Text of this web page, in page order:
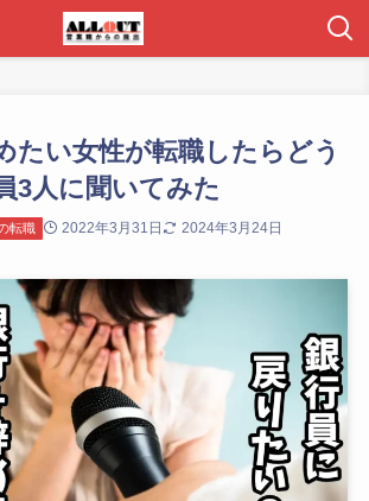
たい女性が転職したらどう
3人に聞いてみた
転職 2022年3月31日 2024年3月24日